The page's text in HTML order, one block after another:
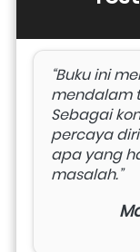
“Buku ini
mendalam
Sebagai
percaya
apa yang
masalah.”